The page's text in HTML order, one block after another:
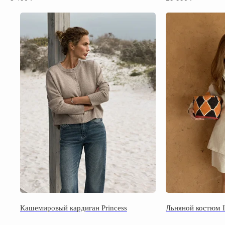
Кашемировый кардиган Princess Льняной костюм
Одежда